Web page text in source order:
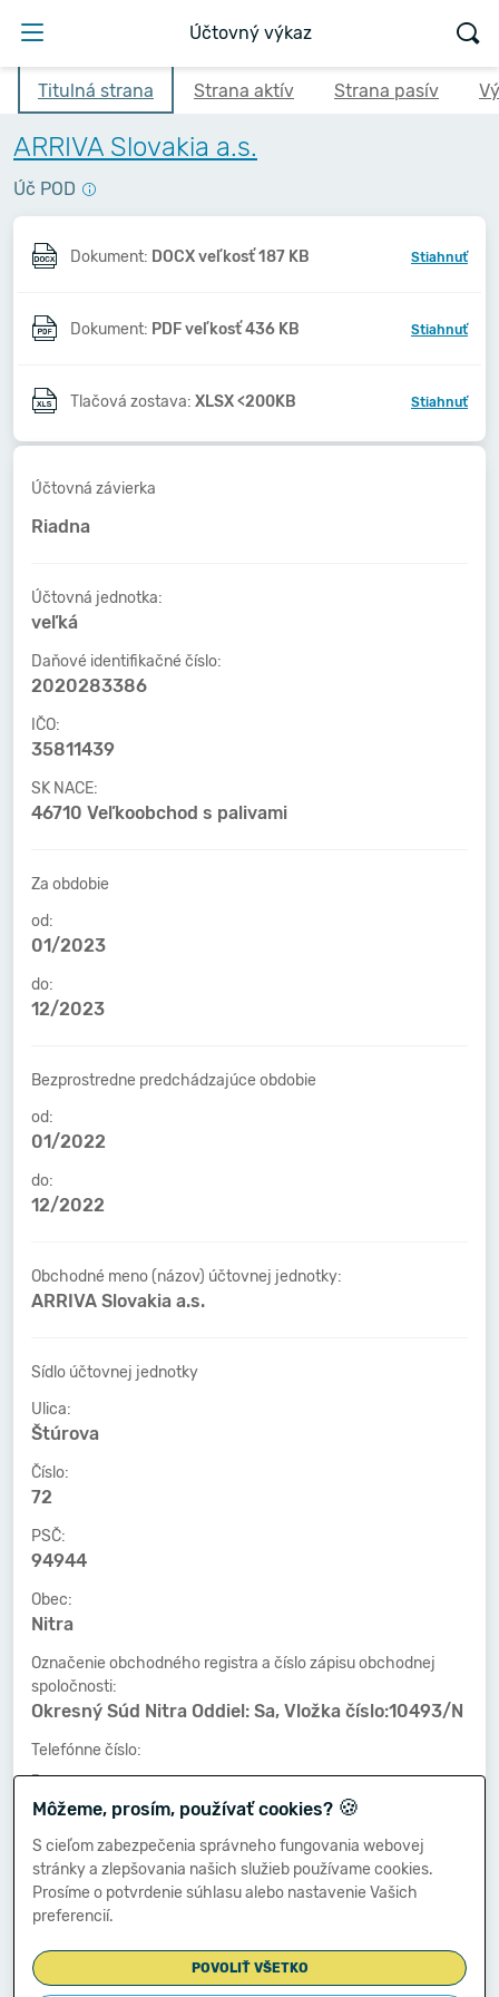
Účtovný výkaz
Titulná strana Strana aktív Strana pasív
ARRIVA Slovakia a.s.
Úč POD
Dokument: DOCX veľkosť 187 KB Stiahnuť
Dokument: PDF veľkosť 436 KB Stiahnuť
Tlačová zostava: XLSX <200KB Stiahnuť
Účtovná závierka
Riadna
Účtovná jednotka:
veľká
Daňové identifikačné číslo:
2020283386
IČO:
35811439
SK NACE:
46710 Veľkoobchod s palivami
Za obdobie
od:
01/2023
do:
12/2023
Bezprostredne predchádzajúce obdobie
od:
01/2022
do:
12/2022
Obchodné meno (názov) účtovnej jednotky:
ARRIVA Slovakia a.s.
Sídlo účtovnej jednotky
Ulica:
Štúrova
Číslo:
72
PSČ:
94944
Obec:
Nitra
Označenie obchodného registra a číslo zápisu obchodnej
spoločnosti:
Okresný Súd Nitra Oddiel: Sa, Vložka číslo:10493/N
Telefónne číslo:
-
Faxové číslo:
-
E-mailová adresa:
-
Zostavená dňa:
Môžeme, prosím, používať cookies? 🍪
S cieľom zabezpečenia správneho fungovania webovej
stránky a zlepšovania našich služieb používame cookies.
Prosíme o potvrdenie súhlasu alebo nastavenie Vašich
preferencií.
POVOLIŤ VŠETKO